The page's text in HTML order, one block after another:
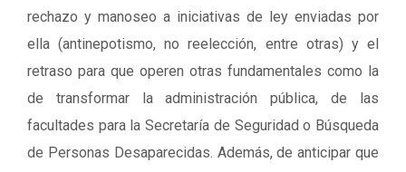
rechazo y manoseo a iniciativas de ley enviadas por
ella (antinepotismo, no reelección, entre otras) y el
retraso para que operen otras fundamentales como la
de transformar la administración pública, de las
facultades para la Secretaría de Seguridad o Búsqueda
de Personas Desaparecidas. Además, de anticipar que